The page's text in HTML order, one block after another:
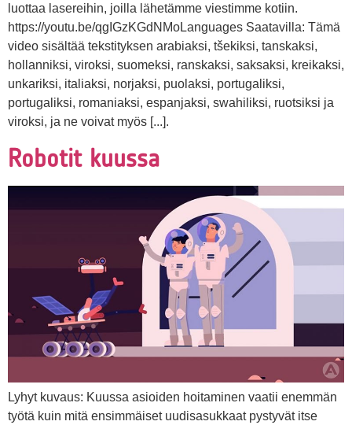
luottaa lasereihin, joilla lähetämme viestimme kotiin.
https://youtu.be/qgIGzKGdNMoLanguages Saatavilla: Tämä
video sisältää tekstityksen arabiaksi, tšekiksi, tanskaksi,
hollanniksi, viroksi, suomeksi, ranskaksi, saksaksi, kreikaksi,
unkariksi, italiaksi, norjaksi, puolaksi, portugaliksi,
portugaliksi, romaniaksi, espanjaksi, swahiliksi, ruotsiksi ja
viroksi, ja ne voivat myös [...].
Robotit kuussa
Lyhyt kuvaus: Kuussa asioiden hoitaminen vaatii enemmän
työtä kuin mitä ensimmäiset uudisasukkaat pystyvät itse